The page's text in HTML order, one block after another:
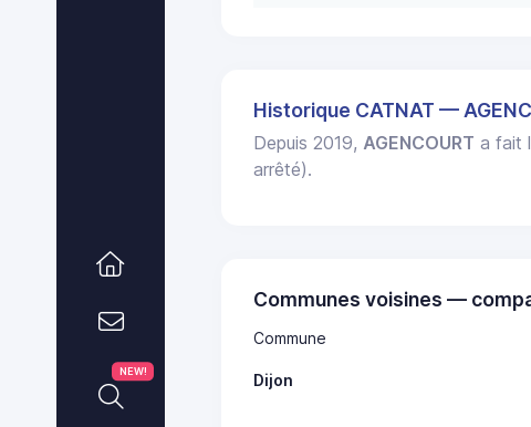
NEW!
Historique CATNAT —
Depuis 2019, AGENCOURT a fait
arrêté).
Communes voisines —
Commune
Dijon